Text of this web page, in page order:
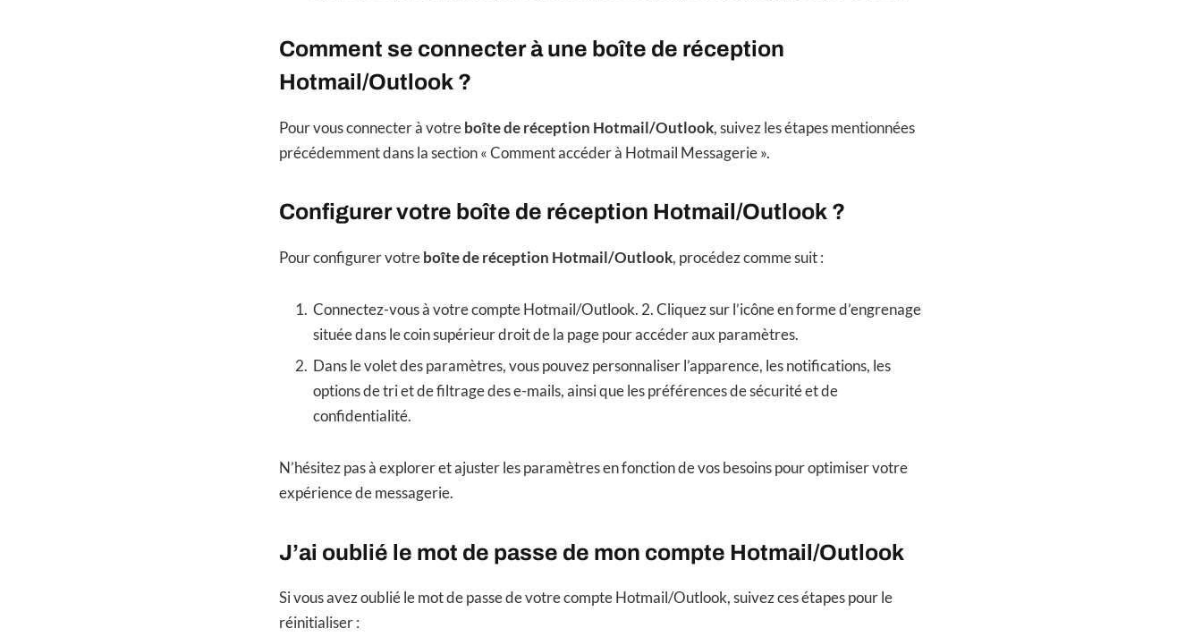
Comment se connecter à une boîte de réception
Hotmail/Outlook ?
Pour vous connecter à votre boîte de réception Hotmail/Outlook, suivez les étapes mentionnées
précédemment dans la section « Comment accéder à Hotmail Messagerie ».
Configurer votre boîte de réception Hotmail/Outlook ?
Pour configurer votre boîte de réception Hotmail/Outlook, procédez comme suit :
Connectez-vous à votre compte Hotmail/Outlook. 2. Cliquez sur l’icône en forme d’engrenage
située dans le coin supérieur droit de la page pour accéder aux paramètres.
Dans le volet des paramètres, vous pouvez personnaliser l’apparence, les notifications, les
options de tri et de filtrage des e-mails, ainsi que les préférences de sécurité et de
confidentialité.
N’hésitez pas à explorer et ajuster les paramètres en fonction de vos besoins pour optimiser votre
expérience de messagerie.
J’ai oublié le mot de passe de mon compte Hotmail/Outlook
Si vous avez oublié le mot de passe de votre compte Hotmail/Outlook, suivez ces étapes pour le
réinitialiser :